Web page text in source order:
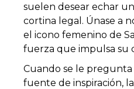
suelen desear echar
cortina legal. Únase a
el icono femenino de
fuerza que impulsa su
Cuando se le
fuente de inspiración,